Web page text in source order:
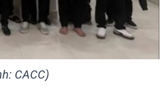
CACC)